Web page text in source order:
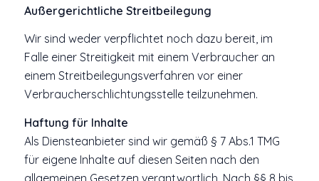
Außergerichtliche Streitbeilegung
Wir sind weder verpflichtet noch dazu bereit, im
Falle einer Streitigkeit mit einem Verbraucher an
einem Streitbeilegungsverfahren vor einer
Verbraucherschlichtungsstelle teilzunehmen.
Haftung für Inhalte
Als Diensteanbieter sind wir gemäß § 7 Abs.1 TMG
für eigene Inhalte auf diesen Seiten nach den
allgemeinen Gesetzen verantwortlich. Nach §§ 8 bis